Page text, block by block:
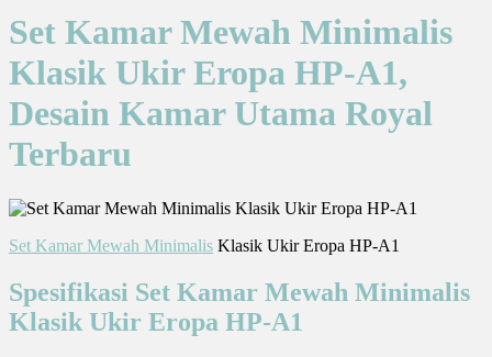
Set Kamar Mewah Minimalis
Klasik Ukir Eropa HP-A1,
Desain Kamar Utama Royal
Terbaru
Set Kamar Mewah Minimalis Klasik Ukir Eropa HP-A1
Spesifikasi Set Kamar Mewah Minimalis
Klasik Ukir Eropa HP-A1